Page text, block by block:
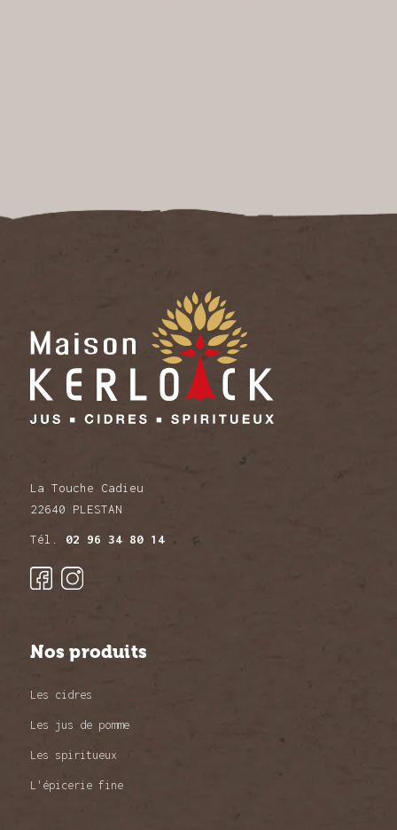
La Touche Cadieu
22640 PLESTAN
Tél. 02 96 34 80 14
Nos produits
Les cidres
Les jus de pomme
Les spiritueux
L'épicerie fine